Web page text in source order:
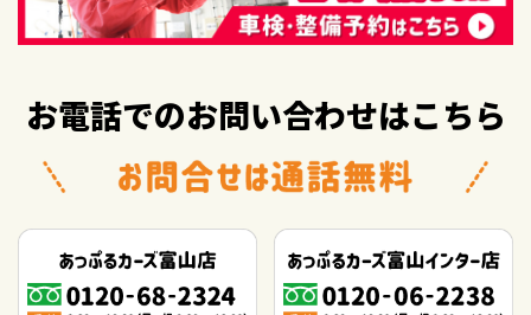
お電話でのお問い合わせはこちら